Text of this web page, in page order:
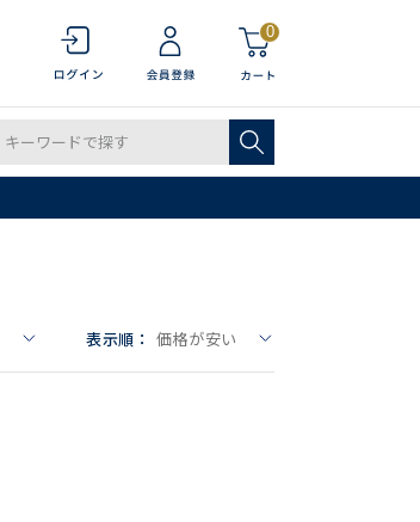
0
表示順： 価格が安い